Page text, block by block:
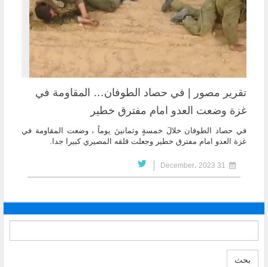
تقرير مصور | في حصاد الطوفان… المقاومة في
غزة وضعت العدو امام مفترق خطير
في حصاد الطوفان خلالَ خمسةٍ وثمانينَ يوماً ، وضعت المقاومة في
غزة العدو امام مفترق خطير وجعلت قلقه المصيري كبيرا جدا.
بحث